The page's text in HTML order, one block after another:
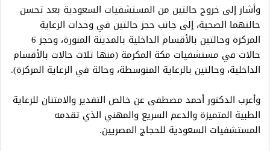
وأشار إلى خروج حالتين من المستشفيات السعودية بعد تحسن
حالتهما الصحية، إلى جانب حجز حالتين في وحدات الرعاية
المركزة وحالتين بالأقسام الداخلية بالمدينة المنورة، وحجز 6
حالات في مستشفيات مكة المكرمة (منها ثلاث حالات بالأقسام
الداخلية، وحالتين بالرعاية المتوسطة، وحالة في الرعاية المركزة).
وأعرب الدكتور أحمد مصطفى عن خالص التقدير والامتنان للرعاية
الطبية المتميزة والدعم السريع والمهني الذي تقدمه
المستشفيات السعودية للحجاج المصريين.